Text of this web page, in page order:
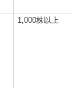
1,000株以上